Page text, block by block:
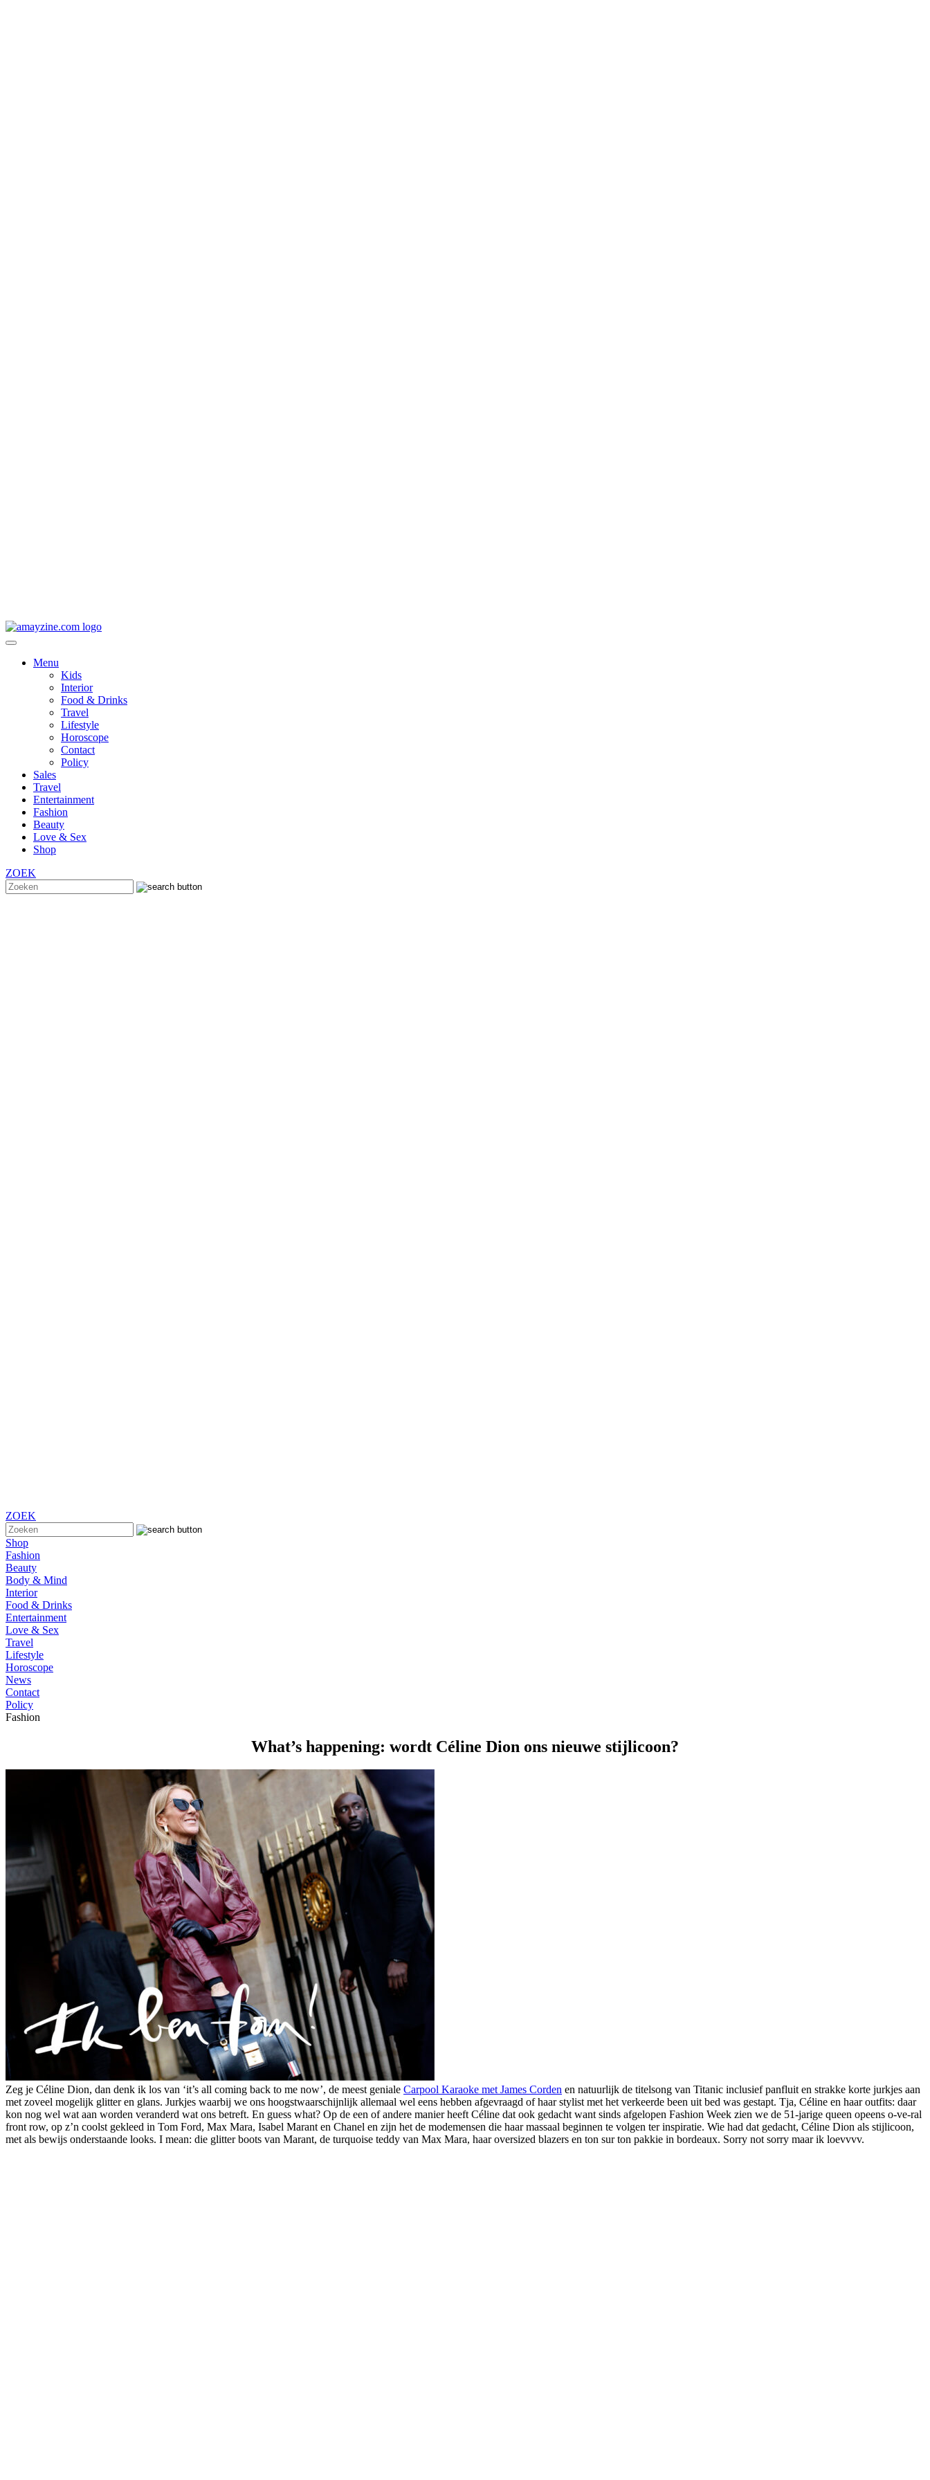
Menu
Kids
Interior
Food & Drinks
Travel
Lifestyle
Horoscope
Contact
Policy
Sales
Travel
Entertainment
Fashion
Beauty
Love & Sex
Shop
ZOEK
ZOEK
Shop
Fashion
Beauty
Body & Mind
Interior
Food & Drinks
Entertainment
Love & Sex
Travel
Lifestyle
Horoscope
News
Contact
Policy
Fashion
What’s happening: wordt Céline Dion ons nieuwe stijlicoon?
Zeg je Céline Dion, dan denk ik los van ‘it’s all coming back to me now’, de meest geniale Carpool Karaoke met James Corden en natuurlijk de titelsong van Titanic inclusief panfluit en strakke korte jurkjes aan
met zoveel mogelijk glitter en glans. Jurkjes waarbij we ons hoogstwaarschijnlijk allemaal wel eens hebben afgevraagd of haar stylist met het verkeerde been uit bed was gestapt. Tja, Céline en haar outfits: daar
kon nog wel wat aan worden veranderd wat ons betreft. En guess what? Op de een of andere manier heeft Céline dat ook gedacht want sinds afgelopen Fashion Week zien we de 51-jarige queen opeens o-ve-ral
front row, op z’n coolst gekleed in Tom Ford, Max Mara, Isabel Marant en Chanel en zijn het de modemensen die haar massaal beginnen te volgen ter inspiratie. Wie had dat gedacht, Céline Dion als stijlicoon,
met als bewijs onderstaande looks. I mean: die glitter boots van Marant, de turquoise teddy van Max Mara, haar oversized blazers en ton sur ton pakkie in bordeaux. Sorry not sorry maar ik loevvvv.